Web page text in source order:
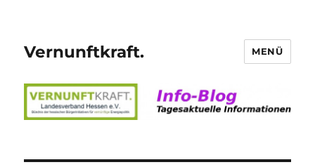
Vernunftkraft. MENÜ